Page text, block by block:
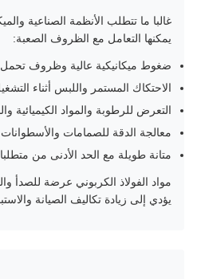
غالبا ما تتطلب الأنظمة الصناعية
يمكنها التعامل مع الظروف الصعبة:
ضغوط ميكانيكية عالية وظروف تحمل
الاحتكاك المستمر واللبس أثناء التشغيل
التعرض للرطوبة والمواد الكيميائية والبيئات
معالجة الدقة للصمامات والأسطوانات
متانة طويلة مع الحد الأدنى من متطلبات
مواد الفولاذ الكربوني عرضة للصدأ
يؤدي إلى زيادة تكاليف الصيانة والاستبدال.